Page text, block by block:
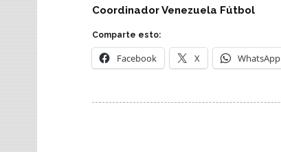
Coordinador Venezuela Fútbol
Comparte esto:
Facebook X WhatsApp